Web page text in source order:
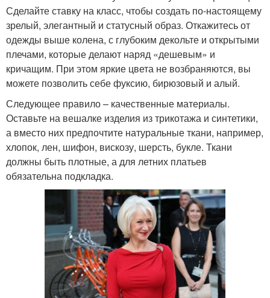
Сделайте ставку на класс, чтобы создать по-настоящему
зрелый, элегантный и статусный образ. Откажитесь от
одежды выше колена, с глубоким декольте и открытыми
плечами, которые делают наряд «дешевым» и
кричащим. При этом яркие цвета не возбраняются, вы
можете позволить себе фуксию, бирюзовый и алый.
Следующее правило – качественные материалы.
Оставьте на вешалке изделия из трикотажа и синтетики,
а вместо них предпочтите натуральные ткани, например,
хлопок, лен, шифон, вискозу, шерсть, букле. Ткани
должны быть плотные, а для летних платьев
обязательна подкладка.